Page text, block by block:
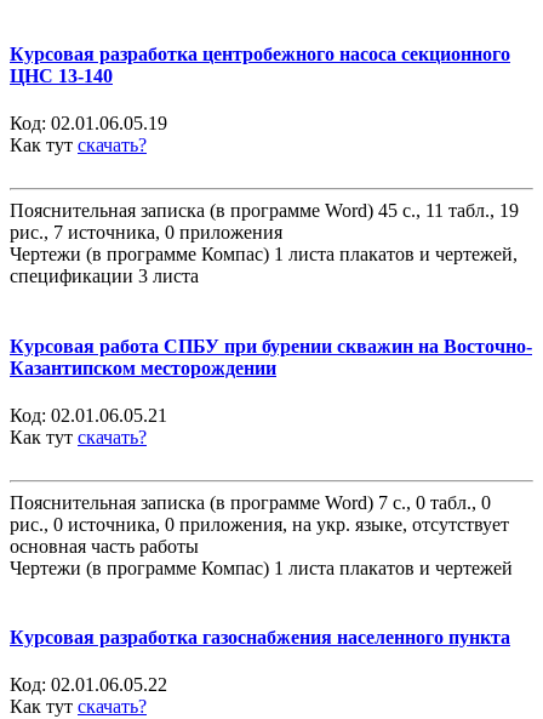
Курсовая разработка центробежного насоса секционного
ЦНС 13-140
Код: 02.01.06.05.19
Как тут скачать?
Пояснительная записка (в программе Word) 45 с., 11 табл., 19
рис., 7 источника, 0 приложения
Чертежи (в программе Компас) 1 листа плакатов и чертежей,
спецификации 3 листа
Курсовая работа СПБУ при бурении скважин на Восточно-
Казантипском месторождении
Код: 02.01.06.05.21
Как тут скачать?
Пояснительная записка (в программе Word) 7 с., 0 табл., 0
рис., 0 источника, 0 приложения, на укр. языке, отсутствует
основная часть работы
Чертежи (в программе Компас) 1 листа плакатов и чертежей
Курсовая разработка газоснабжения населенного пункта
Код: 02.01.06.05.22
Как тут скачать?